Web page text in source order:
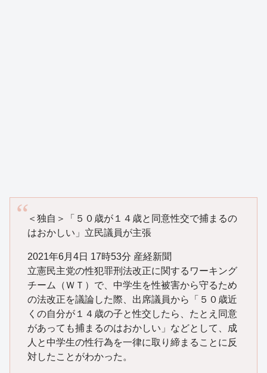
＜独自＞「５０歳が１４歳と同意性交で捕まるの
はおかしい」立民議員が主張
2021年6月4日 17時53分 産経新聞
立憲民主党の性犯罪刑法改正に関するワーキング
チーム（ＷＴ）で、中学生を性被害から守るため
の法改正を議論した際、出席議員から「５０歳近
くの自分が１４歳の子と性交したら、たとえ同意
があっても捕まるのはおかしい」などとして、成
人と中学生の性行為を一律に取り締まることに反
対したことがわかった。